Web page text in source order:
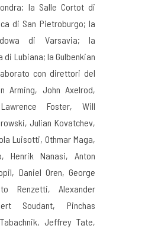
la Salle Cortot di
di San Pietroburgo; la
di Varsavia; la
di Lubiana; la Gulbenkian
con direttori del
Arming, John Axelrod,
Foster, Will
Julian Kovatchev,
Luisotti, Othmar Maga,
Henrik Nanasi, Anton
Daniel Oren, George
Renzetti, Alexander
Soudant, Pinchas
Jeffrey Tate,